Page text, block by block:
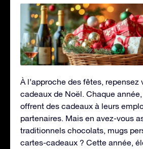
À l’approche des fêtes, repensez
cadeaux de Noël. Chaque
offrent des cadeaux à leurs
partenaires. Mais en avez-vous
traditionnels chocolats, mugs
cartes-cadeaux ? Cette année,